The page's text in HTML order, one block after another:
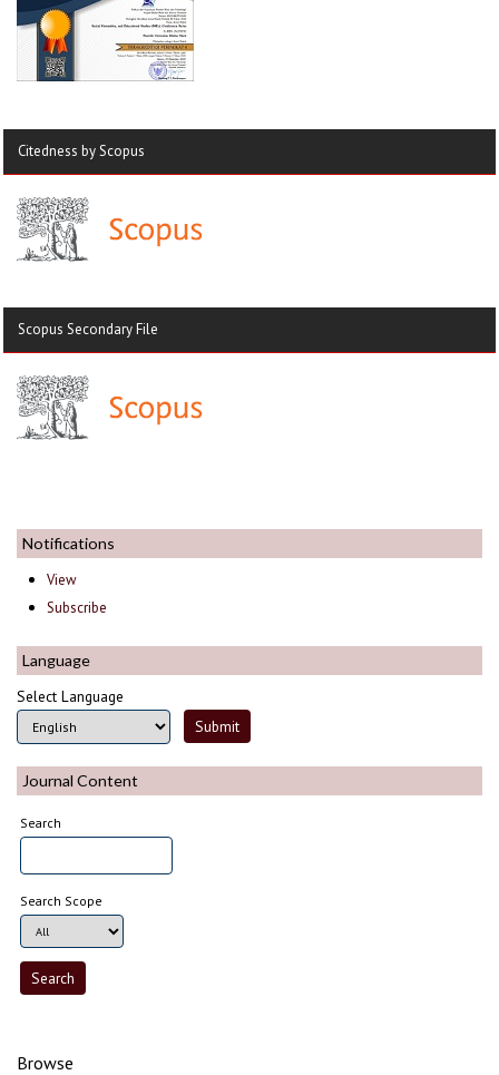
Citedness by Scopus
Scopus Secondary File
Notifications
View
Subscribe
Language
Select Language
Journal Content
Search
Search Scope
Browse